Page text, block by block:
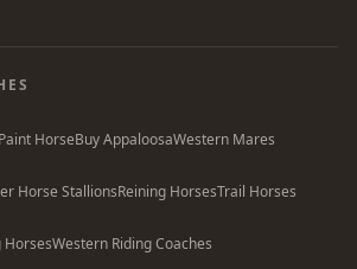
HorseBuy AppaloosaWestern Mares
Horse StallionsReining HorsesTrail Horses
HorsesWestern Riding Coaches